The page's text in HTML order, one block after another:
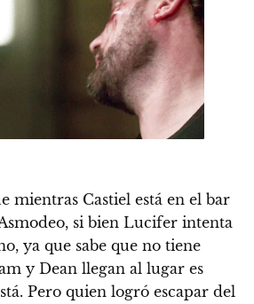
mientras Castiel está en el bar
si bien Lucifer intenta
ya que sabe que no tiene
y Dean llegan al lugar es
Pero quien logró escapar del